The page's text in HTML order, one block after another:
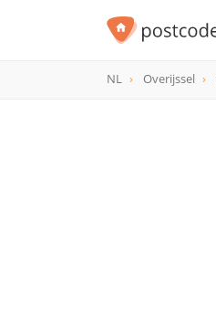
NL Overijssel